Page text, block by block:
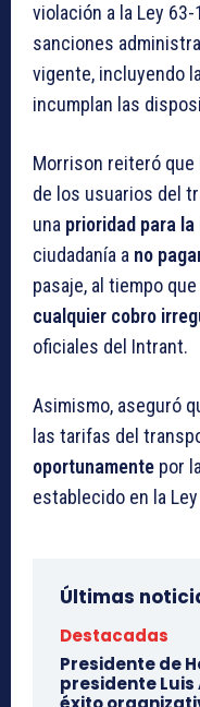
violación a la Ley
sanciones
vigente, incluyendo la
incumplan las
Morrison reiteró
de los usuarios del
una prioridad para
ciudadanía a no
pasaje, al tiempo
cualquier cobro
oficiales del Intrant.
Asimismo, aseguró
las tarifas del
oportunamente por
establecido en la
Últimas
Destacadas
Presidente de
presidente